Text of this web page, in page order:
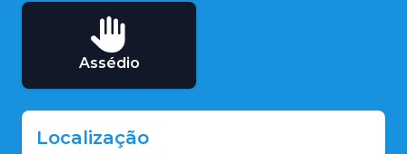
Assédio
Localização